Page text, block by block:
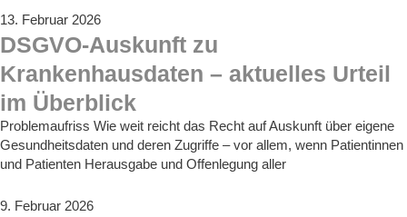
13. Februar 2026
DSGVO-Auskunft zu
Krankenhausdaten – aktuelles Urteil
im Überblick
Problemaufriss Wie weit reicht das Recht auf Auskunft über eigene
Gesundheitsdaten und deren Zugriffe – vor allem, wenn Patientinnen
und Patienten Herausgabe und Offenlegung aller
9. Februar 2026